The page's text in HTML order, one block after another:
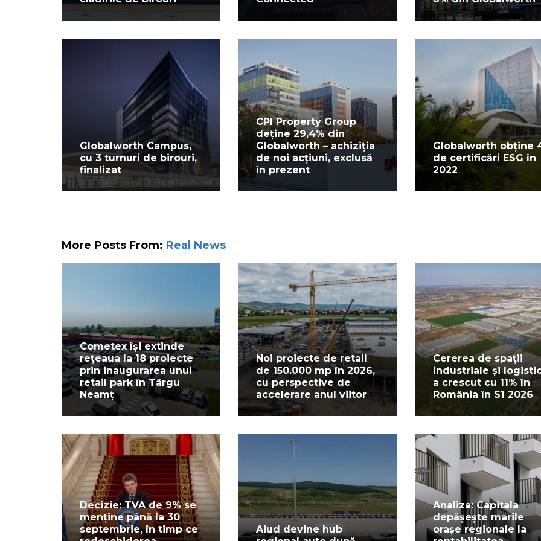
Globalworth Campus,
cu 3 turnuri de birouri,
finalizat
CPI Property Group
deține 29,4% din
Globalworth – achiziția
de noi acțiuni, exclusă
în prezent
Globalworth obține
de certificări ESG în
2022
More Posts From: Real News
Cometex își extinde
rețeaua la 18 proiecte
prin inaugurarea unui
retail park în Târgu
Neamț
Noi proiecte de retail
de 150.000 mp în 2026,
cu perspective de
accelerare anul viitor
Cererea de spații
industriale și
a crescut cu 11% în
România în S1 2026
Decizie: TVA de 9% se
menține până la 30
septembrie, în timp ce
Aiud devine hub
Analiza: Capitala
depășește marile
orașe regionale la